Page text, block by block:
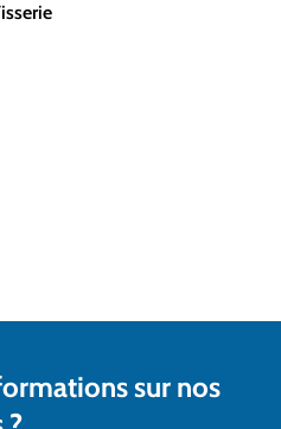
sur nos